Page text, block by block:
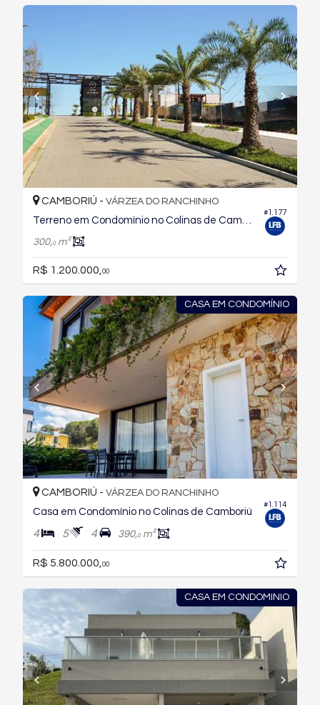
#1.177
CAMBORIÚ - VÁRZEA DO RANCHINHO
Terreno em Condomínio no Colinas de Camboriu Village
300,0m²
R$ 1.200.000,00
CASA EM CONDOMÍNIO
#1.114
CAMBORIÚ - VÁRZEA DO RANCHINHO
Casa em Condomínio no Colinas de Camboriú
4 5 4 390,0m²
R$ 5.800.000, 00
CASA EM CONDOMINIO